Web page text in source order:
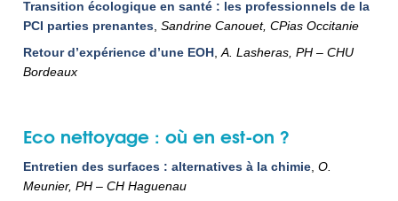
Transition écologique en santé : les professionnels de la
PCI parties prenantes ,Sandrine Canouet, CPias Occitanie
Retour d’expérience d’une EOH ,A. Lasheras, PH – CHU
Bordeaux
Eco nettoyage : où en est-on ?
Entretien des surfaces : alternatives à la chimie ,O.
Meunier, PH – CH Haguenau